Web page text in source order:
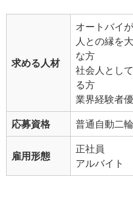
求める人材
オートバイ
人との縁を
な方
社会人とし
る方
業界経験者
応募資格 普通自動二輪
雇用形態
正社員
アルバイト